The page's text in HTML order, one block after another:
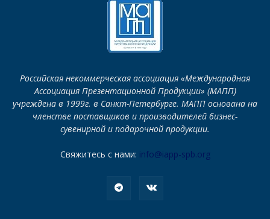
Российская некоммерческая ассоциация «Международная
Ассоциация Презентационной Продукции» (МАПП)
учреждена в 1999г. в Санкт-Петербурге. МАПП основана на
членстве поставщиков и производителей бизнес-
сувенирной и подарочной продукции.
Свяжитесь с нами: info@iapp-spb.org